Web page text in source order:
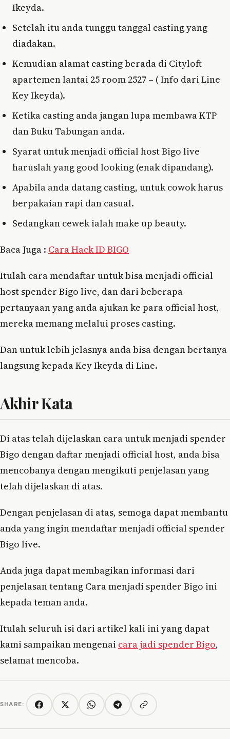
Ikeyda.
Setelah itu anda tunggu tanggal casting yang
diadakan.
Kemudian alamat casting berada di Cityloft
apartemen lantai 25 room 2527 – ( Info dari Line
Key Ikeyda).
Ketika casting anda jangan lupa membawa KTP
dan Buku Tabungan anda.
Syarat untuk menjadi official host Bigo live
haruslah yang good looking (enak dipandang).
Apabila anda datang casting, untuk cowok harus
berpakaian rapi dan casual.
Sedangkan cewek ialah make up beauty.
Baca Juga : Cara Hack ID BIGO
Itulah cara mendaftar untuk bisa menjadi official
host spender Bigo live, dan dari beberapa
pertanyaan yang anda ajukan ke para official host,
mereka memang melalui proses casting.
Dan untuk lebih jelasnya anda bisa dengan bertanya
langsung kepada Key Ikeyda di Line.
Akhir Kata
Di atas telah dijelaskan cara untuk menjadi spender
Bigo dengan daftar menjadi official host, anda bisa
mencobanya dengan mengikuti penjelasan yang
telah dijelaskan di atas.
Dengan penjelasan di atas, semoga dapat membantu
anda yang ingin mendaftar menjadi official spender
Bigo live.
Anda juga dapat membagikan informasi dari
penjelasan tentang Cara menjadi spender Bigo ini
kepada teman anda.
Itulah seluruh isi dari artikel kali ini yang dapat
kami sampaikan mengenai cara jadi spender Bigo,
selamat mencoba.
SHARE: FacebookTwitter/XWhatsAppTelegramCopy link